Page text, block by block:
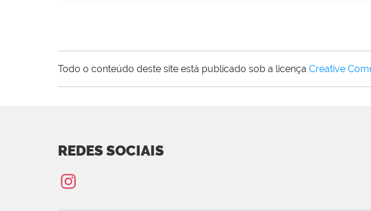
Todo o conteúdo deste site está publicado sob a licença Creative
REDES SOCIAIS